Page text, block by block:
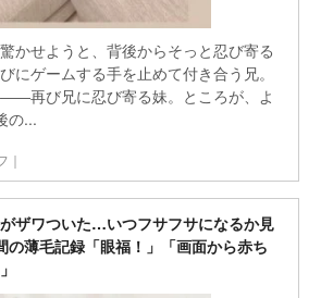
かせようと、背後からそっと忍び寄る
にゲームする手を止めて付き合う兄。
再び兄に忍び寄る妹。ところが、よ
の...
｜
ザワついた…いつフサフサになるか見
の薄毛記録「眼福！」「画面から赤ち